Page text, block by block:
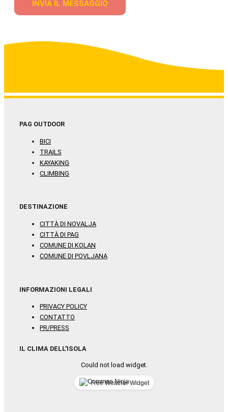
INVIA IL MESSAGGIO
PAG OUTDOOR
BICI
TRAILS
KAYAKING
CLIMBING
DESTINAZIONE
CITTÀ DI NOVALJA
CITTÀ DI PAG
COMUNE DI KOLAN
COMUNE DI POVLJANA
INFORMAZIONI LEGALI
PRIVACY POLICY
CONTATTO
PR/PRESS
IL CLIMA DELL'ISOLA
Could not load widget.
Free Weather Widget